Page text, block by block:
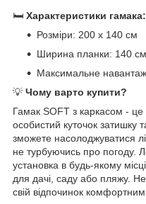
🛏️ Характеристики гамака:
Розміри: 200 х 140 см
Ширина планки: 140 см
Максимальне
💡 Чому варто купити?
Гамак SOFT з каркасом -
особистий куточок затишку
зможете насолоджуватися
не турбуючись про погоду.
установка в будь-якому
для дачі, саду або пляжу.
свій відпочинок